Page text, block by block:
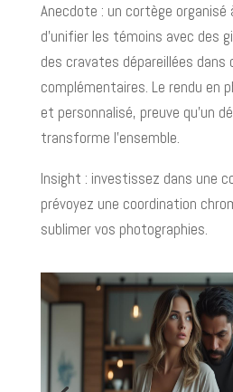
Anecdote : un cortège organisé
d’unifier les témoins avec des
des cravates dépareillées dans
complémentaires. Le rendu en
et personnalisé, preuve qu’un
transforme l’ensemble.
Insight : investissez dans une
prévoyez une coordination
sublimer vos photographies.